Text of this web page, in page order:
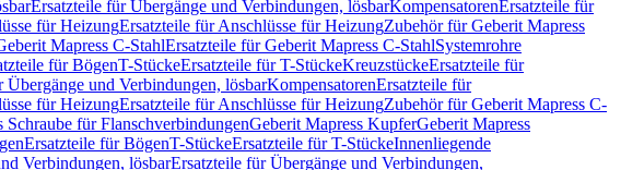
Ersatzteile für Übergänge und Verbindungen, lösbarKompensatorenErsatzteile für
für HeizungErsatzteile für Anschlüsse für HeizungZubehör für Geberit Mapress
Mapress C-StahlErsatzteile für Geberit Mapress C-StahlSystemrohre
für BögenT-StückeErsatzteile für T-StückeKreuzstückeErsatzteile für
Übergänge und Verbindungen, lösbarKompensatorenErsatzteile für
für HeizungErsatzteile für Anschlüsse für HeizungZubehör für Geberit Mapress C-
Schraube für FlanschverbindungenGeberit Mapress KupferGeberit Mapress
Ersatzteile für BögenT-StückeErsatzteile für T-StückeInnenliegende
Verbindungen, lösbarErsatzteile für Übergänge und Verbindungen,